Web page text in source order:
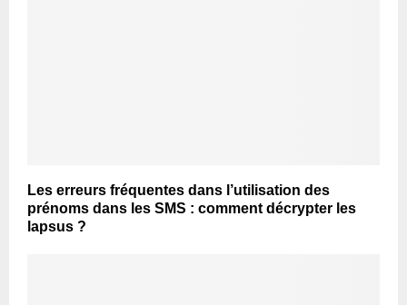
Les erreurs fréquentes dans l’utilisation des
prénoms dans les SMS : comment décrypter les
lapsus ?